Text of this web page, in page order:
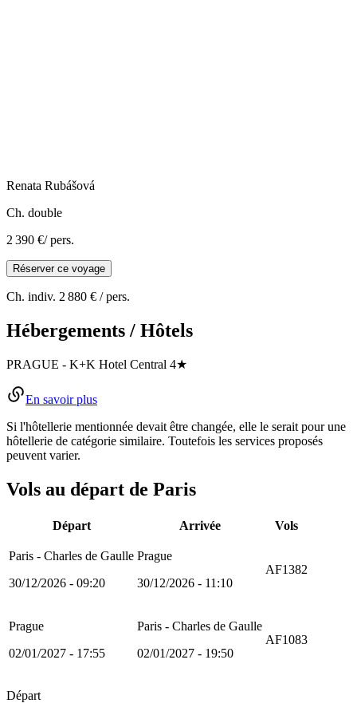
Renata Rubášová
Ch. double
2 390 €/ pers.
Réserver ce voyage
Ch. indiv. 2 880 € / pers.
Hébergements / Hôtels
PRAGUE - K+K Hotel Central 4★
En savoir plus
Si l'hôtellerie mentionnée devait être changée, elle le serait pour une
hôtellerie de catégorie similaire. Toutefois les services proposés
peuvent varier.
Vols au départ de Paris
Départ Arrivée Vols
Paris - Charles de Gaulle
30/12/2026 - 09:20
Prague
30/12/2026 - 11:10
AF1382
Prague
02/01/2027 - 17:55
Paris - Charles de Gaulle
02/01/2027 - 19:50
AF1083
Départ